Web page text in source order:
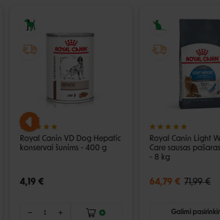
Royal Canin VD Dog Hepatic
konservai šunims - 400 g
4,19 €
Royal Canin Light
Care sausas
- 8 kg
64,79 € 71,99 €
Galimi